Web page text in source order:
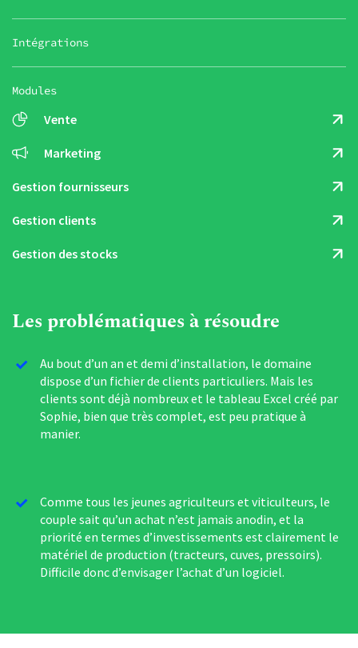
Intégrations
Modules
Vente
Marketing
Gestion fournisseurs
Gestion clients
Gestion des stocks
Les problématiques à résoudre
Au bout d’un an et demi d’installation, le domaine
dispose d’un fichier de clients particuliers. Mais les
clients sont déjà nombreux et le tableau Excel créé par
Sophie, bien que très complet, est peu pratique à
manier.
Comme tous les jeunes agriculteurs et viticulteurs, le
couple sait qu’un achat n’est jamais anodin, et la
priorité en termes d’investissements est clairement le
matériel de production (tracteurs, cuves, pressoirs).
Difficile donc d’envisager l’achat d’un logiciel.